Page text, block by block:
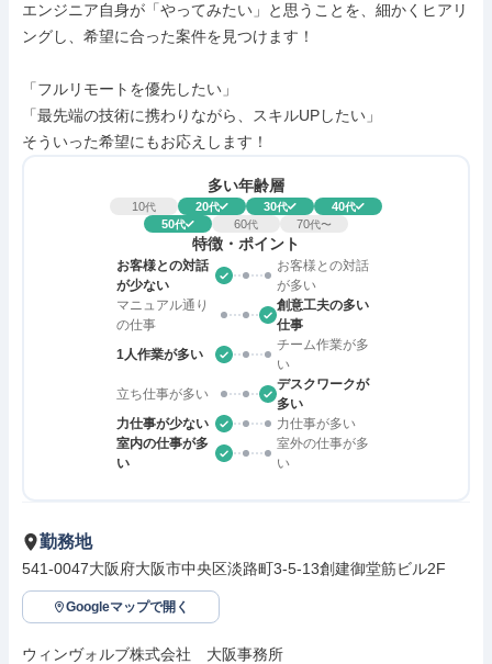
エンジニア自身が「やってみたい」と思うことを、細かくヒアリ
ングし、希望に合った案件を見つけます！
「フルリモートを優先したい」
「最先端の技術に携わりながら、スキルUPしたい」
そういった希望にもお応えします！
多い年齢層
10代 20代 30代 40代
50代 60代 70代〜
特徴・ポイント
お客様との対話
が少ない
お客様との対話
が多い
マニュアル通り
の仕事
創意工夫の多い
仕事
1人作業が多い
チーム作業が多
い
立ち仕事が多い
デスクワークが
多い
力仕事が少ない
力仕事が多い
室内の仕事が多
い
室外の仕事が多
い
勤務地
541-0047大阪府大阪市中央区淡路町3-5-13創建御堂筋ビル2F
Googleマップで開く
ウィンヴォルブ株式会社　大阪事務所